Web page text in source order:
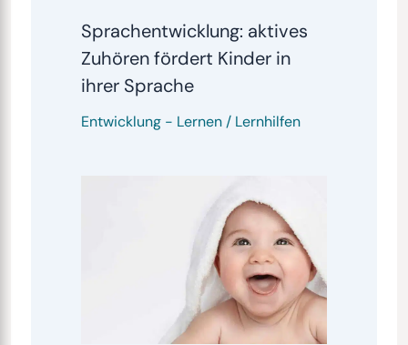
Sprachentwicklung: aktives
Zuhören fördert Kinder in
ihrer Sprache
Entwicklung- Lernen / Lernhilfen